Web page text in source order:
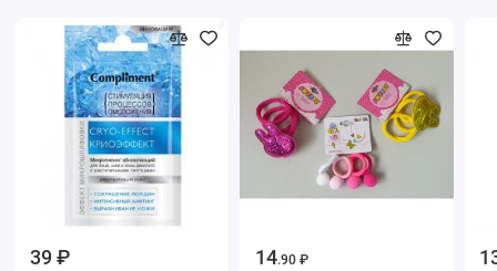
39 ₽ 14.90 ₽